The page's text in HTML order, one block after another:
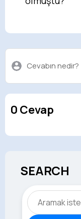
Cevabın nedir?
0 Cevap
SEARCH